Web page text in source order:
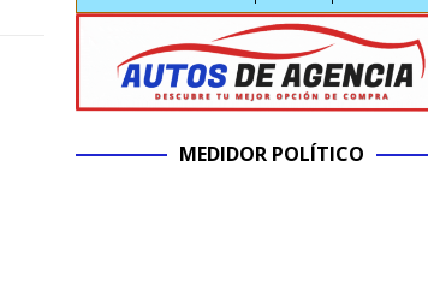
MEDIDOR POLÍTICO